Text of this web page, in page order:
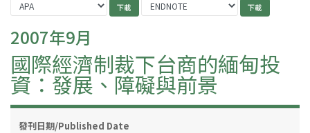
2007年9月
國際經濟制裁下台商的緬甸投
資：發展、障礙與前景
發刊日期/Published Date